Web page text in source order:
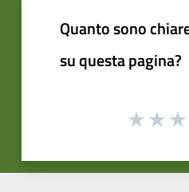
Quanto sono
su questa pagina?